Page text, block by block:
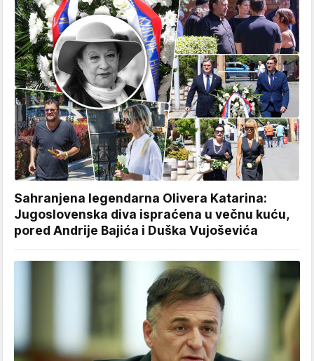
Sahranjena legendarna Olivera Katarina:
Jugoslovenska diva ispraćena u večnu kuću,
pored Andrije Bajića i Duška Vujoševića